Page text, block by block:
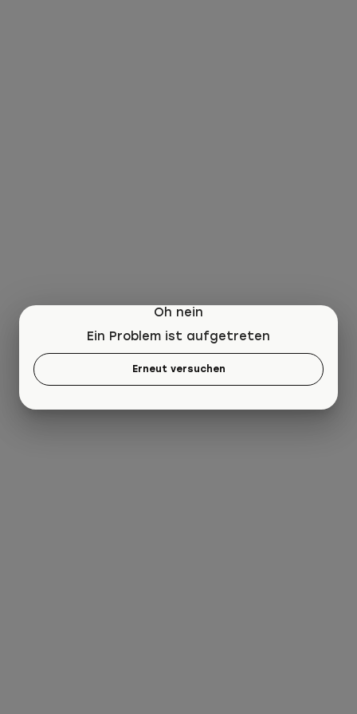
Oh nein
Ein Problem ist aufgetreten
Erneut versuchen